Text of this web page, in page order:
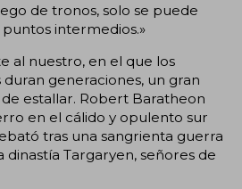
de tronos, solo se puede
intermedios.»
al nuestro, en el que los
duran generaciones, un gran
estallar. Robert Baratheon
en el cálido y opulento sur
tras una sangrienta guerra
Targaryen, señores de